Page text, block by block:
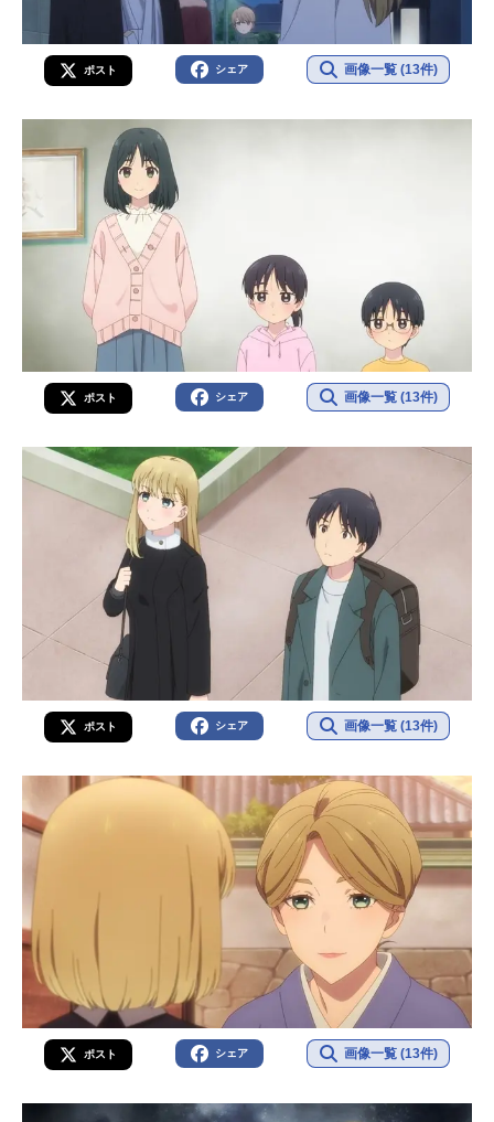
ポスト シェア 画像一覧 (13件)
ポスト シェア 画像一覧 (13件)
ポスト シェア 画像一覧 (13件)
ポスト シェア 画像一覧 (13件)